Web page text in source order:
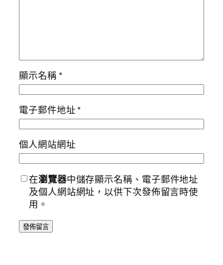
顯示名稱*
電子郵件地址*
個人網站網址
在瀏覽器中儲存顯示名稱、電子郵件地址
及個人網站網址，以供下次發佈留言時使
用。